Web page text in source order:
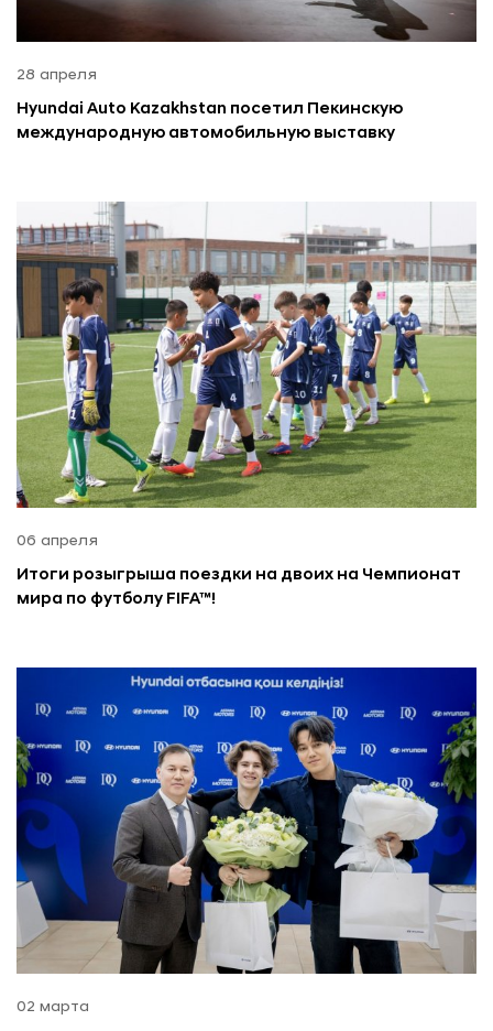
28 апреля
Hyundai Auto Kazakhstan посетил Пекинскую
международную автомобильную выставку
06 апреля
Итоги розыгрыша поездки на двоих на Чемпионат
мира по футболу FIFA™!
02 марта